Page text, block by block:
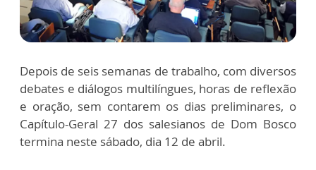
Depois de seis semanas de trabalho, com diversos
debates e diálogos multilíngues, horas de reflexão
e oração, sem contarem os dias preliminares, o
Capítulo-Geral 27 dos salesianos de Dom Bosco
termina neste sábado, dia 12 de abril.